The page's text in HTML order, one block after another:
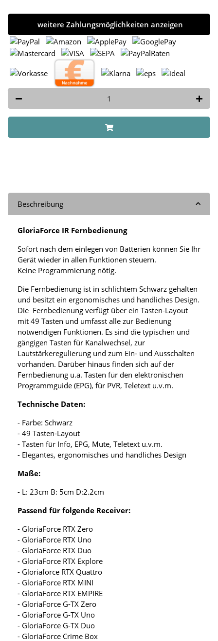
weitere Zahlungsmöglichkeiten anzeigen
Beschreibung
GloriaForce IR Fernbedienung
Sofort nach dem einlegen von Batterien können Sie Ihr
Gerät wieder in allen Funktionen steuern.
Keine Programmierung nötig.
Die Fernbedienung ist in schlichtem Schwarz gehalten
und besitzt ein ergonomisches und handliches Design.
Die Fernbedienung verfügt über ein Tasten-Layout
mit 49 Tasten und umfasst alle zur Bedienung
notwendigen Funktionen. Es sind die typischen und
gängigen Tasten für Kanalwechsel, zur
Lautstärkeregulierung und zum Ein- und Ausschalten
vorhanden. Darüber hinaus finden sich auf der
Fernbedienung u.a. Tasten für den elektronischen
Programmguide (EPG), für PVR, Teletext u.v.m.
Technische Daten:
- Farbe: Schwarz
- 49 Tasten-Layout
- Tasten für Info, EPG, Mute, Teletext u.v.m.
- Elegantes, ergonomisches und handliches Design
Maße:
- L: 23cm B: 5cm D:2.2cm
Passend für folgende Receiver:
- GloriaForce RTX Zero
- GloriaForce RTX Uno
- GloriaForce RTX Duo
- GloriaForce RTX Explore
- Gloriaforce RTX Quattro
- GloriaForce RTX MINI
- GloriaForce RTX EMPIRE
- GloriaForce G-TX Zero
- GloriaForce G-TX Uno
- GloriaForce G-TX Duo
- GloriaForce Crime Box